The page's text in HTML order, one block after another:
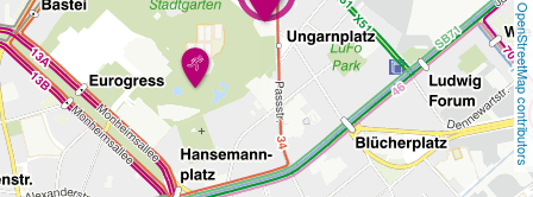
OpenStreetMap contributors